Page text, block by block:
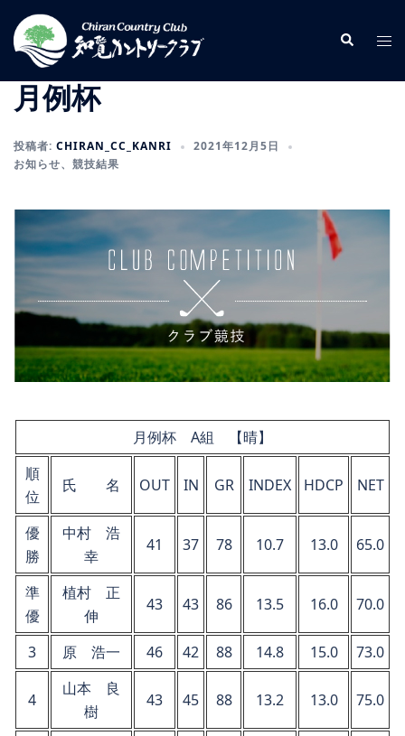
ン
検
索
ト
ル
月例杯
投稿者: CHIRAN_CC_KANRI
2021年12月5日
お知らせ、 競技結果
月例杯 A組 【晴】
順
位
氏 名 OUT IN GR INDEX HDCP NET
優
勝
中村 浩
幸
41 37 78 10.7 13.0 65.0
準
優
植村 正
伸
43 43 86 13.5 16.0 70.0
3 原 浩一 46 42 88 14.8 15.0 73.0
4
山本 良
樹
43 45 88 13.2 13.0 75.0